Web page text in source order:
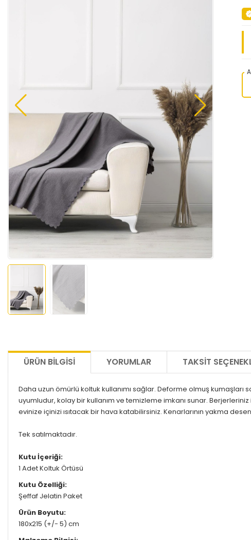
ÜRÜN BILGISI YORUMLAR TAKSIT
Daha uzun ömürlü koltuk kullanımı sağlar. Deforme olmuş kumaşları
uyumludur, kolay bir kullanım ve temizleme imkanı sunar.
evinize içinizi ısıtacak bir hava katabilirsiniz. Kenarlarının yakma
Tek satılmaktadır.
Kutu İçeriği:
1 Adet Koltuk Örtüsü
Kutu Özelliği:
Şeffaf Jelatin Paket
Ürün Boyutu:
180x215 (+/- 5) cm